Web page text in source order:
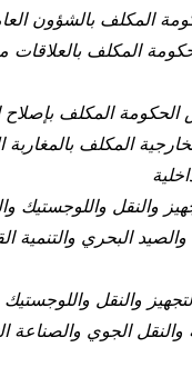
المكلف بالشؤون
المكلف بالعلاقات
المكلف بإصلاح
المكلف
والنقل واللوجستيك
البحري والتنمية
والنقل واللوجستيك
الجوي والصناعة